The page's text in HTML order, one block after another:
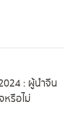
: ผู้นำจีน
หรือไม่